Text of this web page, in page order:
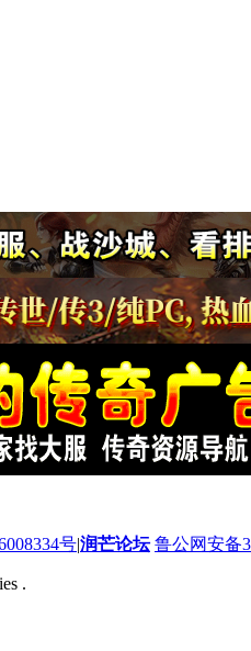
号|润芒论坛 鲁公网安备
.